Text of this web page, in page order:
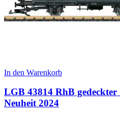
In den Warenkorb
LGB 43814 RhB
Neuheit 2024